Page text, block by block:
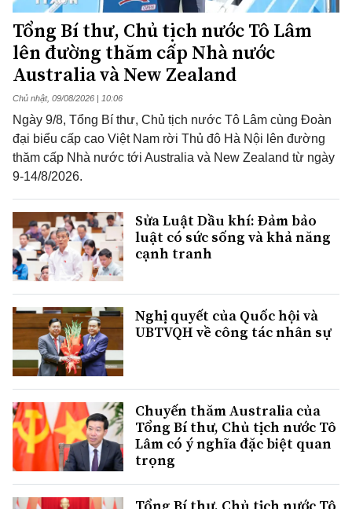
Tổng Bí thư, Chủ tịch nước Tô Lâm
lên đường thăm cấp Nhà nước
Australia và New Zealand
Chủ nhật, 09/08/2026 | 10:06
Ngày 9/8, Tổng Bí thư, Chủ tịch nước Tô Lâm cùng Đoàn
đại biểu cấp cao Việt Nam rời Thủ đô Hà Nội lên đường
thăm cấp Nhà nước tới Australia và New Zealand từ ngày
9-14/8/2026.
Sửa Luật Dầu khí: Đảm bảo
luật có sức sống và khả năng
cạnh tranh
Nghị quyết của Quốc hội và
UBTVQH về công tác nhân sự
Chuyến thăm Australia của
Tổng Bí thư, Chủ tịch nước Tô
Lâm có ý nghĩa đặc biệt quan
trọng